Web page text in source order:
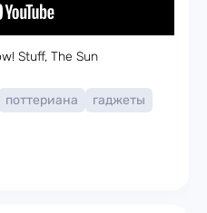
Stuff, The Sun
поттериана гаджеты